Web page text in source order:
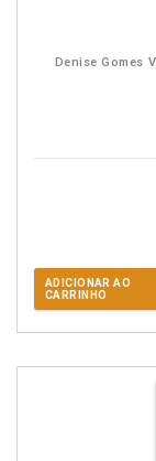
Denise Gomes
ADICIONAR AO
CARRINHO